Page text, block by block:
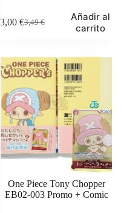
3,49€
El
era:
3,49 €.
3,00 €El
es:
3,00 €.
Añadir al
carrito
One Piece Tony Chopper
EB02-003 Promo + Comic